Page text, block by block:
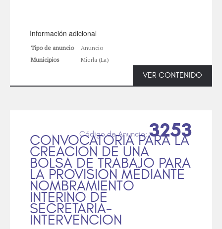
Información adicional
Tipo de anuncio
Anuncio
Municipios
Mierla (La)
VER CONTENIDO
CONVOCATORIA PARA LA
CREACION DE UNA
BOLSA DE TRABAJO PARA
LA PROVISION MEDIANTE
NOMBRAMIENTO
INTERINO DE
SECRETARIA-
INTERVENCION
3253